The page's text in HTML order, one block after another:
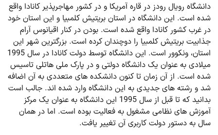
دانشگاه رویال رودز در قاره آمریکا و در کشور مهاجرپذیر کانادا واقع
شده است. این دانشگاه در استان بریتیش کلمبیا و این استان خود
در غرب کشور کانادا واقع شده است. بودن در کنار اقیانوس آرام
جذابیت بریتیش کلمبیا را دوچندان کرده است. بزرگترین شهر این
استان، ونکوور است. این دانشگاه توسط دولت کانادا در سال 1995
میلادی به عنوان یک دانشگاه دولتی و در پارک ملی هاتلی تاسیس
شده است. از آن زمان تا کنون دانشکده های متعددی به آن اضافه
شد و رشته های جدیدی به این دانشگاه وارد شده اند. جالب است
بدانید که تا قبل از سال 1995 این دانشگاه به عنوان یک مرکز
آموزش های نظامی مشغول به فعالیت بوده است. اما در همان
سال به دستور دولت کاربری آن تغییر یافت.